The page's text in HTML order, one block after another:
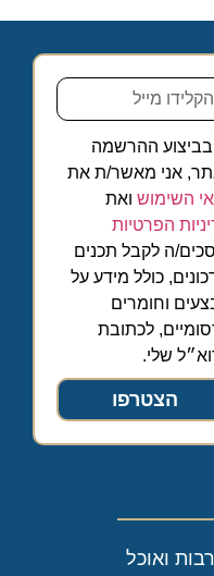
בביצוע ההרשמה
אני מאשר/ת את
השימוש ואת
הפרטיות
ה לקבל תכנים
כולל מידע על
וחומרים
לכתובת
שלי.
הצטרפו
ואוכל